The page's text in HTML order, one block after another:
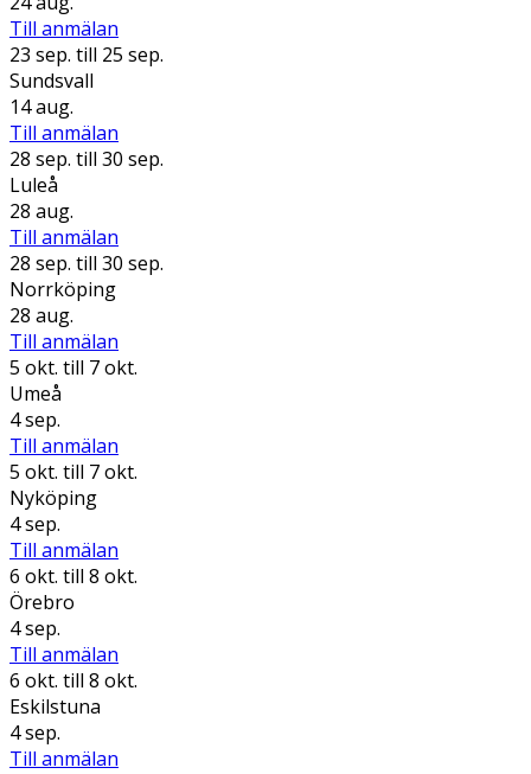
Till anmälan
23 sep. till 25 sep.
Sundsvall
14 aug.
Till anmälan
28 sep. till 30 sep.
Luleå
28 aug.
Till anmälan
28 sep. till 30 sep.
Norrköping
28 aug.
Till anmälan
5 okt. till 7 okt.
Umeå
4 sep.
Till anmälan
5 okt. till 7 okt.
Nyköping
4 sep.
Till anmälan
6 okt. till 8 okt.
Örebro
4 sep.
Till anmälan
6 okt. till 8 okt.
Eskilstuna
4 sep.
Till anmälan